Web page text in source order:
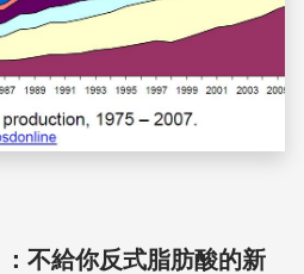
不給你反式脂肪酸的新